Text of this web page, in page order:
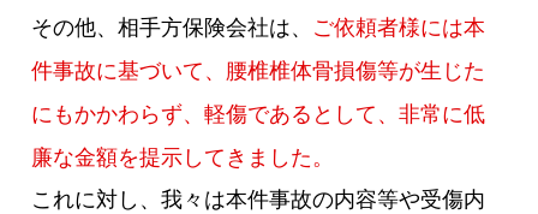
その他、相手方保険会社は、 ご依頼者様には本
件事故に基づいて、腰椎椎体骨損傷等が生じた
にもかかわらず、軽傷であるとして、非常に低
廉な金額を提示してきました。
これに対し、我々は本件事故の内容等や受傷内